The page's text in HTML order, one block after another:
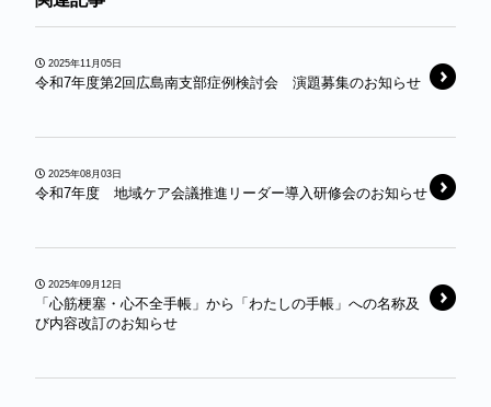
2025年11月05日
令和7年度第2回広島南支部症例検討会 演題募集のお知らせ
2025年08月03日
令和7年度 地域ケア会議推進リーダー導入研修会のお知らせ
2025年09月12日
「心筋梗塞・心不全手帳」から「わたしの手帳」への名称及
び内容改訂のお知らせ